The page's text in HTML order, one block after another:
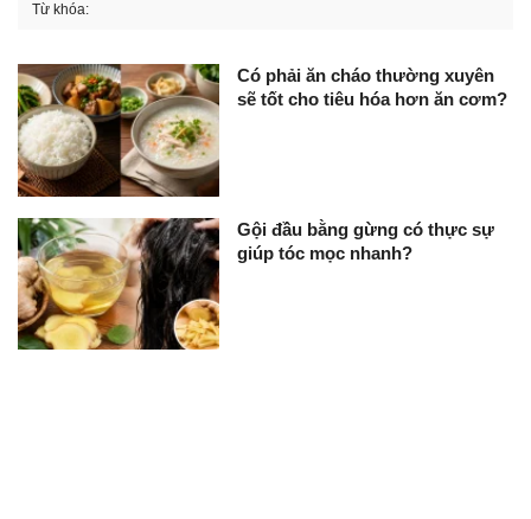
Từ khóa:
Có phải ăn cháo thường xuyên
sẽ tốt cho tiêu hóa hơn ăn cơm?
Gội đầu bằng gừng có thực sự
giúp tóc mọc nhanh?